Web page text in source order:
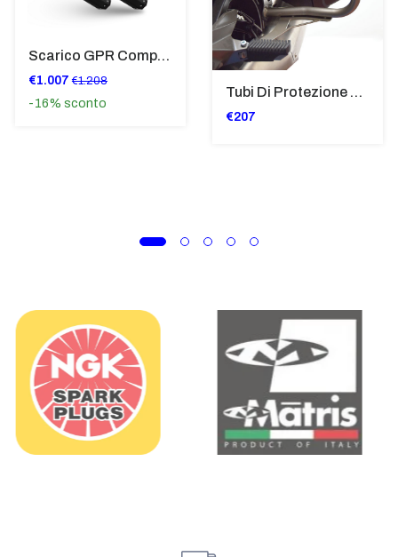
Scarico GPR Compatibile Con Bmw K 1600 Gt 2017-2021 - Hyper Sonic Black Titanium
€1.007 €1.208
-16% sconto
Tubi Di Protezione Bauli Posteriori Per Bmw K 1600 Gt/Gtl (2010>2016) GIALLO - TB8025-K1600GTL
€207